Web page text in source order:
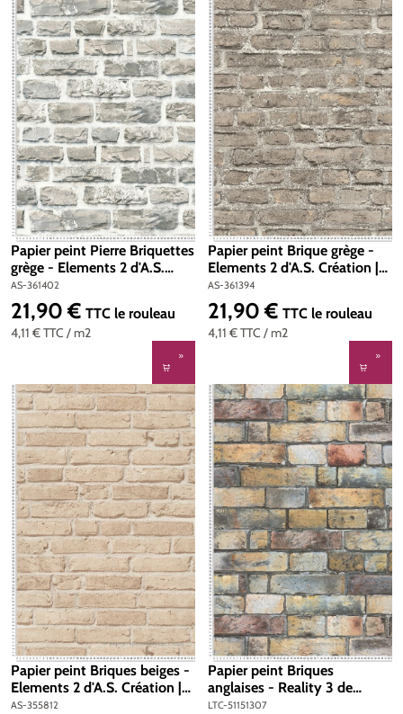
Papier peint Pierre Briquettes
grège - Elements 2 d'A.S.
Création | Réf. AS-361402
AS-361402
4,11 €TTC / m2
Prix régulier :
21,90 € TTC le rouleau
Papier peint Brique grège -
Elements 2 d'A.S. Création |
Réf. AS-361394
AS-361394
4,11 €TTC / m2
Prix régulier :
21,90 € TTC le rouleau
Papier peint Briques beiges -
Elements 2 d'A.S. Création |
Réf. AS-355812
AS-355812
Papier peint Briques
anglaises - Reality 3 de
Lutèce | Réf. LTC-51151307
LTC-51151307